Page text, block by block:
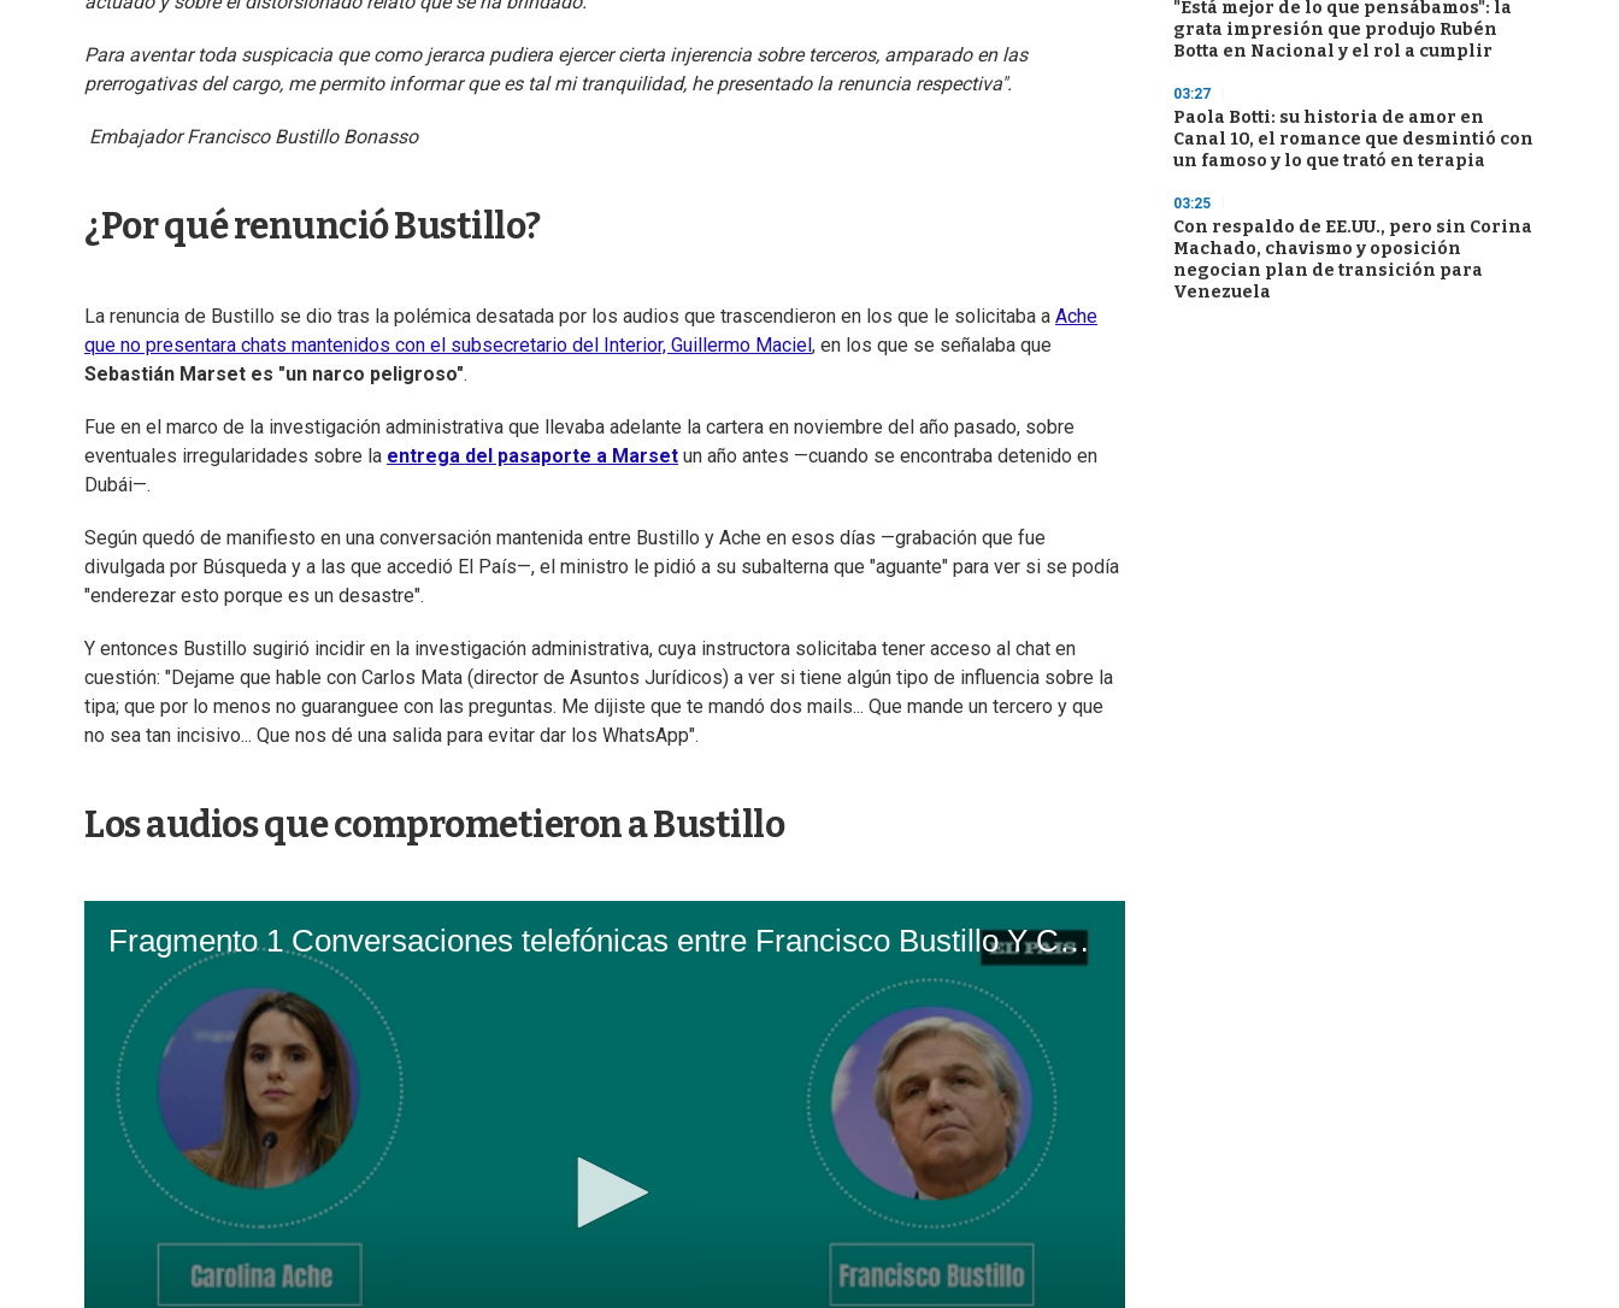
Para aventar toda suspicacia que como jerarca pudiera ejercer cierta injerencia sobre terceros, amparado en las
prerrogativas del cargo, me permito informar que es tal mi tranquilidad, he presentado la renuncia respectiva".
Embajador Francisco Bustillo Bonasso
¿Por qué renunció Bustillo?
La renuncia de Bustillo se dio tras la polémica desatada por los audios que trascendieron en los que le solicitaba a Ache
que no presentara chats mantenidos con el subsecretario del Interior, Guillermo Maciel , en los que se señalaba que
Sebastián Marset es "un narco peligroso".
Fue en el marco de la investigación administrativa que llevaba adelante la cartera en noviembre del año pasado, sobre
eventuales irregularidades sobre la entrega del pasaporte a Marset un año antes —cuando se encontraba detenido en
Dubái—.
Según quedó de manifiesto en una conversación mantenida entre Bustillo y Ache en esos días —grabación que fue
divulgada por Búsqueda y a las que accedió El País—, el ministro le pidió a su subalterna que "aguante" para ver si se podía
"enderezar esto porque es un desastre".
Y entonces Bustillo sugirió incidir en la investigación administrativa, cuya instructora solicitaba tener acceso al chat en
cuestión: "Dejame que hable con Carlos Mata (director de Asuntos Jurídicos) a ver si tiene algún tipo de influencia sobre la
tipa; que por lo menos no guaranguee con las preguntas. Me dijiste que te mandó dos mails... Que mande un tercero y que
no sea tan incisivo... Que nos dé una salida para evitar dar los WhatsApp".
Los audios que comprometieron a Bustillo
"Está mejor de lo que pensábamos": la
grata impresión que produjo Rubén
Botta en Nacional y el rol a cumplir
03:27
Paola Botti: su historia de amor en
Canal 10, el romance que desmintió con
un famoso y lo que trató en terapia
03:25
Con respaldo de EE.UU., pero sin Corina
Machado, chavismo y oposición
negocian plan de transición para
Venezuela